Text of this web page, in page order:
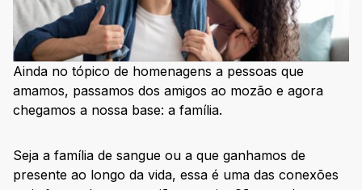
Ainda no tópico de homenagens a pessoas que
amamos, passamos dos amigos ao mozão e agora
chegamos a nossa base: a família.
Seja a família de sangue ou a que ganhamos de
presente ao longo da vida, essa é uma das conexões